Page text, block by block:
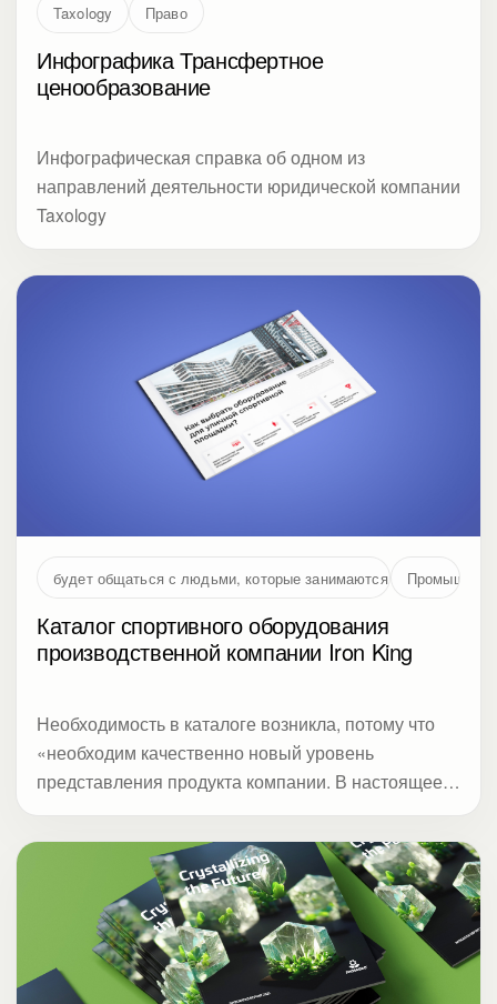
Taxology Право
Инфографика Трансфертное
ценообразование
Инфографическая справка об одном из
направлений деятельности юридической компании
Taxology
будет общаться с людьми, которые занимаются
Каталог спортивного оборудования
производственной компании Iron King
Необходимость в каталоге возникла, потому что
«необходим качественно новый уровень
представления продукта компании. В настоящее
производственной компании смещается в сторону